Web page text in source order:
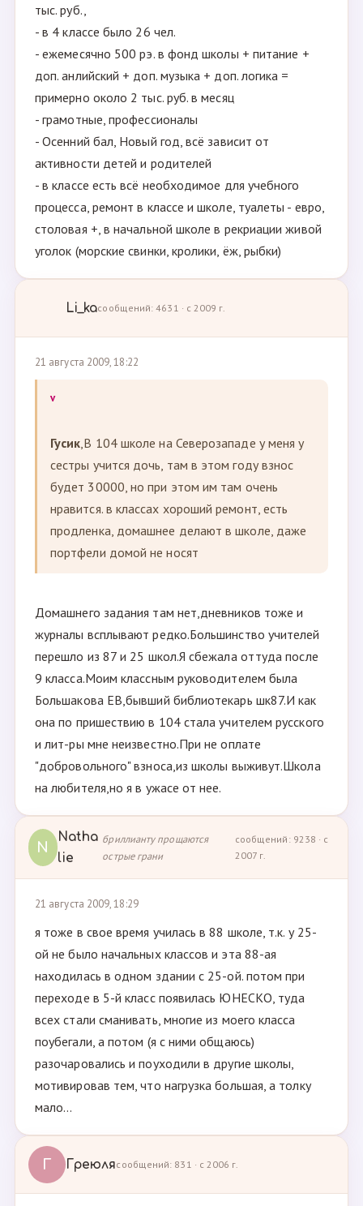
тыс. руб.,
- в 4 классе было 26 чел.
- ежемесячно 500 рэ. в фонд школы + питание +
доп. анлийский + доп. музыка + доп. логика =
примерно около 2 тыс. руб. в месяц
- грамотные, профессионалы
- Осенний бал, Новый год, всё зависит от
активности детей и родителей
- в классе есть всё необходимое для учебного
процесса, ремонт в классе и школе, туалеты - евро,
столовая +, в начальной школе в рекриации живой
уголок (морские свинки, кролики, ёж, рыбки)
Li_kaсообщений: 4631 · с 2009 г.
21 августа 2009, 18:22
v
Гусик,В 104 школе на Северозападе у меня у
сестры учится дочь, там в этом году взнос
будет 30000, но при этом им там очень
нравится. в классах хороший ремонт, есть
продленка, домашнее делают в школе, даже
портфели домой не носят
Домашнего задания там нет,дневников тоже и
журналы всплывают редко.Большинство учителей
перешло из 87 и 25 школ.Я сбежала оттуда после
9 класса.Моим классным руководителем была
Большакова ЕВ,бывший библиотекарь шк87.И как
она по пришествию в 104 стала учителем русского
и лит-ры мне неизвестно.При не оплате
"добровольного" взноса,из школы выживут.Школа
на любителя,но я в ужасе от нее.
N
Natha
lie
бриллианту прощаются
острые грани
сообщений: 9238 · с
2007 г.
21 августа 2009, 18:29
я тоже в свое время училась в 88 школе, т.к. у 25-
ой не было начальных классов и эта 88-ая
находилась в одном здании с 25-ой. потом при
переходе в 5-й класс появилась ЮНЕСКО, туда
всех стали сманивать, многие из моего класса
поубегали, а потом (я с ними общаюсь)
разочаровались и поуходили в другие школы,
мотивировав тем, что нагрузка большая, а толку
мало...
Г Греюлясообщений: 831 · с 2006 г.